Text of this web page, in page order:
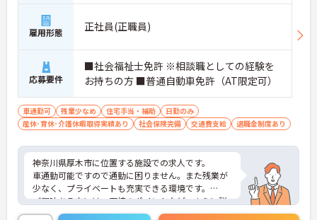
雇用形態 正社員(正職員)
応募要件
■社会福祉士免許 ※相談職としての経験を
お持ちの方 ■普通自動車免許（AT限定可）
車通勤可 残業少なめ 住宅手当・補助
日勤のみ
産休･育休･介護休暇取得実績あり
社会保険完備 交通費支給 退職金制度あり
神奈川県厚木市に位置する施設での求人です。
車通勤可能ですので通勤に困りません。また残業が
少なく、プライベートも充実できる環境です。
ご興味ある方には、面接のポイントなど、さらに詳
細をお話致しますのでお気軽にご相談ください。